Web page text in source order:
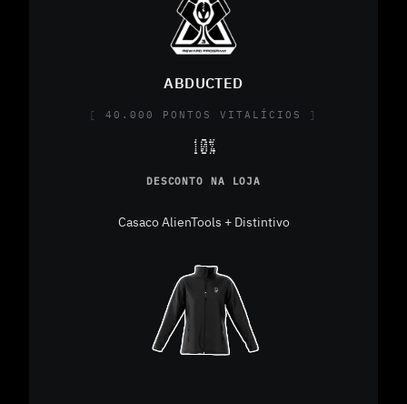
ABDUCTED
40.000 PONTOS VITALÍCIOS
10%
DESCONTO NA LOJA
Casaco AlienTools + Distintivo